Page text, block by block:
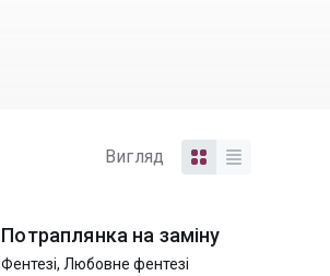
Вигляд
Потраплянка на заміну
Фентезі, Любовне фентезі